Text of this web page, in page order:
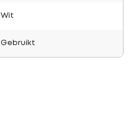
Wit
Gebruikt